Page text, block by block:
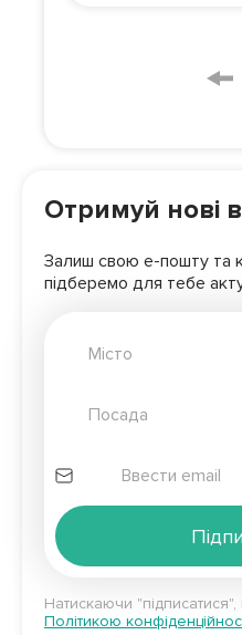
Отримуй нові
Залиш свою е-пошту та
підберемо для тебе
Натискаючи
Політикою